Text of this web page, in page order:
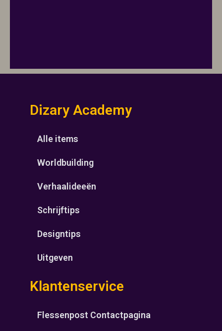
Dizary Academy
Alle items
Worldbuilding
Verhaalideeën
Schrijftips
Designtips
Uitgeven
Klantenservice
Flessenpost Contactpagina